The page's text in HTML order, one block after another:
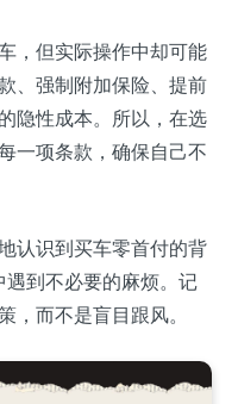
，但实际操作中却可能
、强制附加保险、提前
隐性成本。所以，在选
一项条款，确保自己不
认识到买车零首付的背
遇到不必要的麻烦。记
，而不是盲目跟风。